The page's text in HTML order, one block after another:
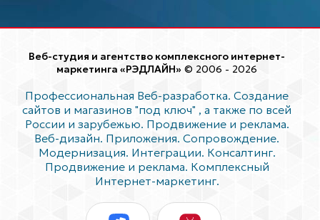
Веб-студия и агентство комплексного интернет-
маркетинга «РЭДЛАЙН» © 2006 - 2026
Профессиональная Веб-разработка. Создание
сайтов и магазинов "под ключ" , а также по всей
России и зарубежью. Продвижение и реклама.
Веб-дизайн. Приложения. Сопровождение.
Модернизация. Интеграции. Консалтинг.
Продвижение и реклама. Комплексный
Интернет-маркетинг.